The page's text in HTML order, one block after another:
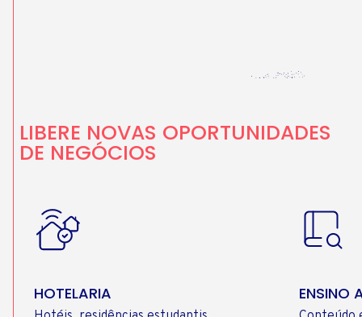
LIBERE NOVAS OPORTUNIDADES
DE NEGÓCIOS
HOTELARIA ENSINO